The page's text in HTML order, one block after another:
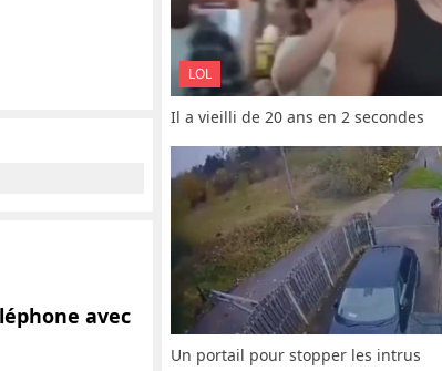
avec
LOL
Il a vieilli de 20 ans en 2 secondes
Un portail pour stopper les intrus